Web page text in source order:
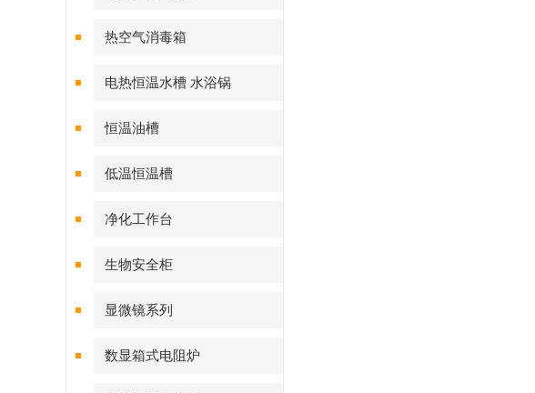
热空气消毒箱
电热恒温水槽 水浴锅
恒温油槽
低温恒温槽
净化工作台
生物安全柜
显微镜系列
数显箱式电阻炉